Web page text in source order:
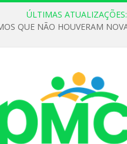
ÚLTIMAS ATUALIZAÇÕES: